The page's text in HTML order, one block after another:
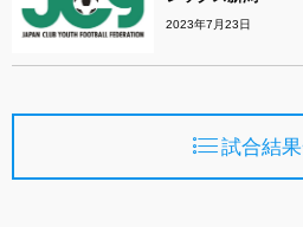
2023年7月23日
試合結